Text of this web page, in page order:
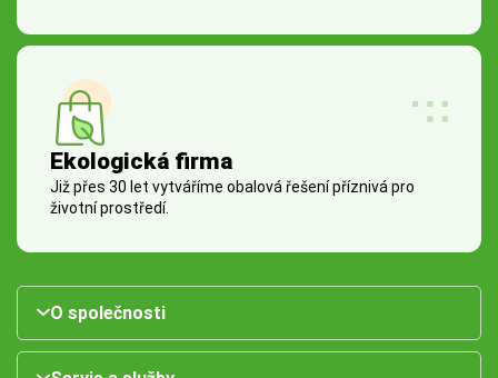
Ekologická firma
Již přes 30 let vytváříme obalová řešení příznivá pro
životní prostředí.
O společnosti